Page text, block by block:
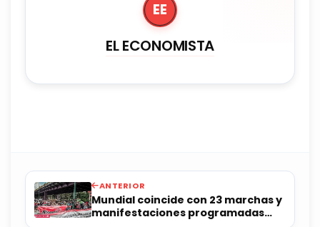
EE
EL ECONOMISTA
ANTERIOR
Mundial coincide con 23 marchas y
manifestaciones programadas